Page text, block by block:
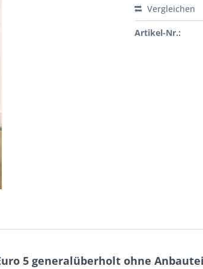
Vergleichen
Artikel-Nr.:
5 generalüberholt ohne